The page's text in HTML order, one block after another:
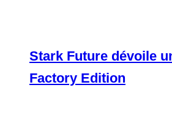
Stark Future dévoile
Factory Edition